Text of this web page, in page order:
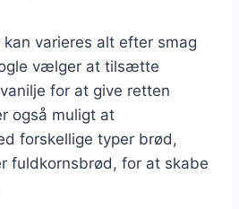
varieres alt efter smag
vælger at tilsætte
for at give retten
også muligt at
forskellige typer brød,
fuldkornsbrød, for at skabe